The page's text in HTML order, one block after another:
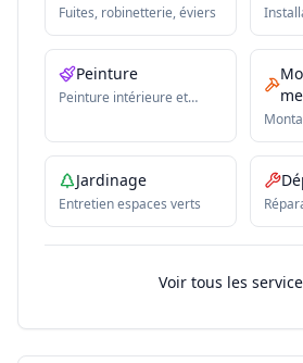
Fuites, robinetterie, éviers
Peinture
Peinture intérieure et
Jardinage
Entretien espaces verts
Voir tous les